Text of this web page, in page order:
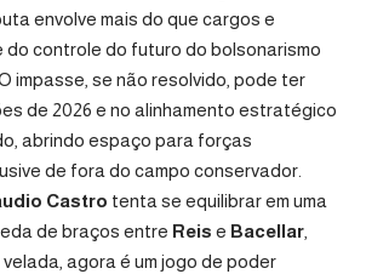
envolve mais do que cargos e
controle do futuro do bolsonarismo
impasse, se não resolvido, pode ter
de 2026 e no alinhamento estratégico
abrindo espaço para forças
de fora do campo conservador.
Castro tenta se equilibrar em uma
de braços entre Reis e Bacellar
agora é um jogo de poder